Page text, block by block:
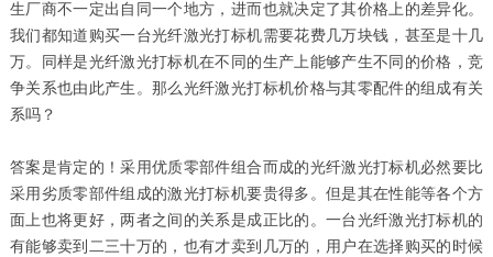
生厂商不一定出自同一个地方，进而也就决定了其价格上的差异化。
我们都知道购买一台光纤激光打标机需要花费几万块钱，甚至是十几
万。同样是光纤激光打标机在不同的生产上能够产生不同的价格，竞
争关系也由此产生。那么光纤激光打标机价格与其零配件的组成有关
系吗？
答案是肯定的！采用优质零部件组合而成的光纤激光打标机必然要比
采用劣质零部件组成的激光打标机要贵得多。但是其在性能等各个方
面上也将更好，两者之间的关系是成正比的。一台光纤激光打标机的
有能够卖到二三十万的，也有才卖到几万的，用户在选择购买的时候